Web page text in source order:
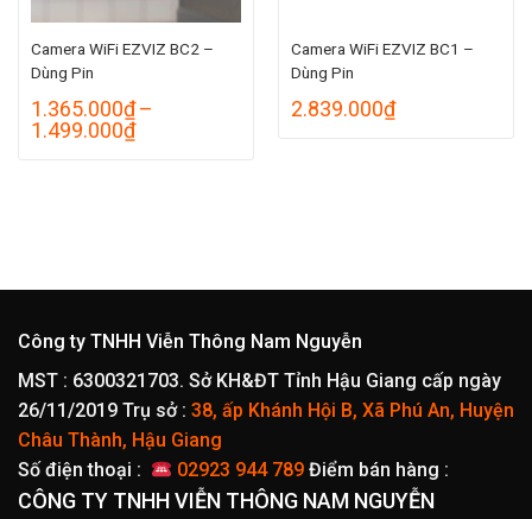
Camera WiFi EZVIZ BC2 –
Dùng Pin
1.365.000₫ –
1.499.000₫Khoảng
giá:
Camera WiFi EZVIZ BC1 –
Dùng Pin
2.839.000₫
Công ty TNHH Viễn Thông Nam Nguyễn
MST : 6300321703. Sở KH&ĐT Tỉnh Hậu Giang cấp ngày
26/11/2019 Trụ sở : 38, ấp Khánh Hội B, Xã Phú An, Huyện
Châu Thành, Hậu Giang
Số điện thoại :
02923 944 789 Điểm bán hàng :
CÔNG TY TNHH VIỄN THÔNG NAM NGUYỄN